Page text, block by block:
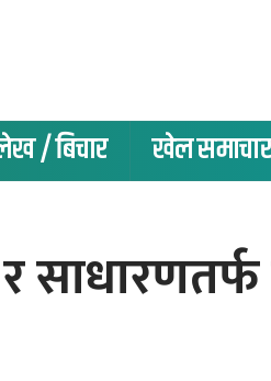
/ बिचार खेल समाचार